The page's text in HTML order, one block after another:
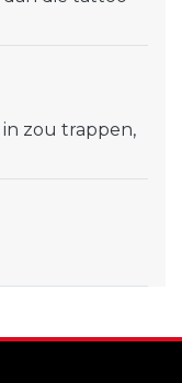
zou trappen,